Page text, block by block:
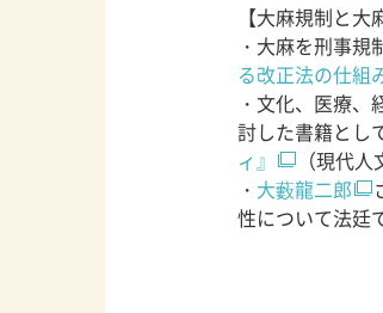
【大麻規制と大
・大麻を刑事
る改正法の仕組
・文化、医療
討した書籍とし
ィ』
（現代
・ 大藪龍二郎
性について法廷